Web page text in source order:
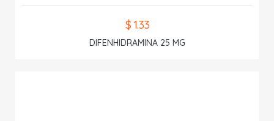
$ 1.33
DIFENHIDRAMINA 25 MG